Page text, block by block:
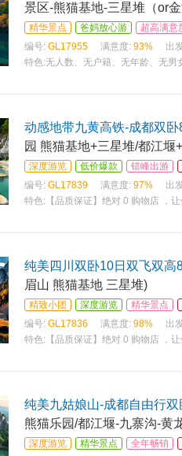
景区-熊猫基地-三星堆（or
精华景点 爸妈放心游 超高满意
编号: GL17955 满意度: 93% 出
特色:无人数、无户籍、无年龄、无
动感地带九黄高铁-成都双卧
园 熊猫基地+三星堆/都江堰
深度游览 低价爆款 错峰出游
编号: GL17839 满意度: 97% 出
特色: 【品质保证】绝对 0 购物店 ，
纯美四川双卧10日双飞双高
眉山 熊猫基地 三星堆)
精致小团 深度游览 精华景点
编号: GL17836 满意度: 98% 出
特色: 【品质保证】绝对 0 购物店 ，
纯美九姑娘山-成都自由行双
熊猫乐园/都江堰-九寨沟-黄
深度游览 精华景点 全年畅销